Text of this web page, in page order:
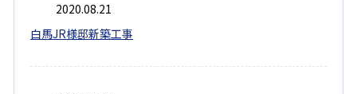
2020.08.21
白馬JR様邸新築工事